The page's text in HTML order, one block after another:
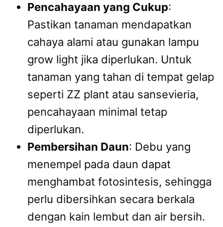
Pencahayaan yang Cukup:
Pastikan tanaman mendapatkan
cahaya alami atau gunakan lampu
grow light jika diperlukan. Untuk
tanaman yang tahan di tempat gelap
seperti ZZ plant atau sansevieria,
pencahayaan minimal tetap
diperlukan.
Pembersihan Daun: Debu yang
menempel pada daun dapat
menghambat fotosintesis, sehingga
perlu dibersihkan secara berkala
dengan kain lembut dan air bersih.